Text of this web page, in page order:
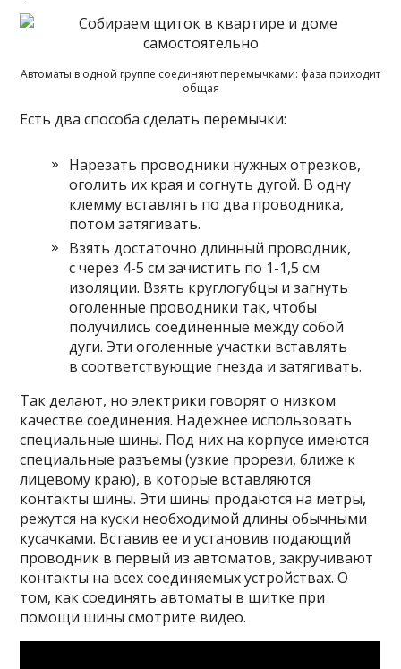
Автоматы в одной группе соединяют перемычками: фаза приходит
общая
Есть два способа сделать перемычки:
Нарезать проводники нужных отрезков,
оголить их края и согнуть дугой. В одну
клемму вставлять по два проводника,
потом затягивать.
Взять достаточно длинный проводник,
с через 4-5 см зачистить по 1-1,5 см
изоляции. Взять круглогубцы и загнуть
оголенные проводники так, чтобы
получились соединенные между собой
дуги. Эти оголенные участки вставлять
в соответствующие гнезда и затягивать.
Так делают, но электрики говорят о низком
качестве соединения. Надежнее использовать
специальные шины. Под них на корпусе имеются
специальные разъемы (узкие прорези, ближе к
лицевому краю), в которые вставляются
контакты шины. Эти шины продаются на метры,
режутся на куски необходимой длины обычными
кусачками. Вставив ее и установив подающий
проводник в первый из автоматов, закручивают
контакты на всех соединяемых устройствах. О
том, как соединять автоматы в щитке при
помощи шины смотрите видео.